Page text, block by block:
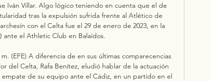
Iván Villar. Algo lógico teniendo en cuenta que el de
tras la expulsión sufrida frente al Atlético de
con el Celta fue el 29 de enero de 2023, en la
ante el Athletic Club en Balaídos.
m. (EFE) A diferencia de en sus últimas comparecencias
del Celta, Rafa Benítez, eludió hablar de la actuación
de su equipo ante el Cádiz, en un partido en el